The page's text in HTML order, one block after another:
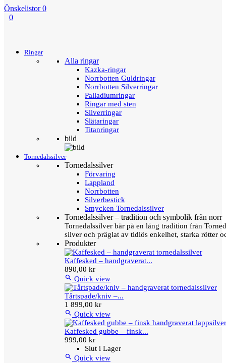
Önskelistor 0
0
Ringar
Alla ringar
Kazka-ringar
Norrbotten Guldringar
Norrbotten Silverringar
Palladiumringar
Ringar med sten
Silverringar
Slätaringar
Titanringar
bild
Tornedalssilver
Tornedalssilver
Förvaring
Lappland
Norrbotten
Silverbestick
Smycken Tornedalssilver
Tornedalssilver – tradition och symbolik från norr
Tornedalssilver bär på en lång tradition från
silver och präglat av tidlös enkelhet, starka rötter
Produkter
Kaffesked – handgraverat...
890,00 kr
 Quick view
Tårtspade/kniv –...
1 899,00 kr
 Quick view
Kaffesked gubbe – finsk...
999,00 kr
Slut i Lager
 Quick view